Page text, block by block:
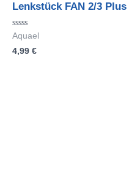
Lenkstück FAN 2/3 Plus
Bewertet
mit
0
Aquael
4,99 €